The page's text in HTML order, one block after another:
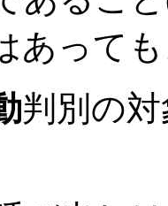
あって
判別の